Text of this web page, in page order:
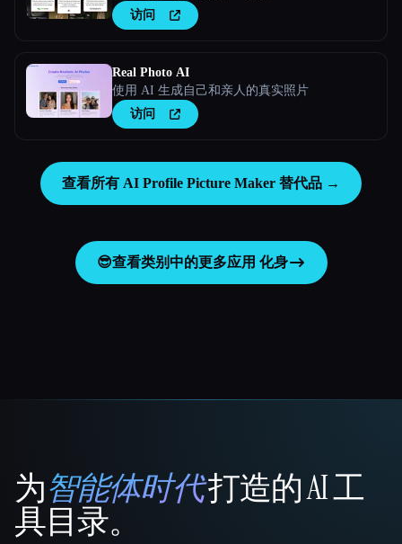
访问
Real Photo AI
使用 AI 生成自己和亲人的真实照片
访问
查看所有 AI Profile Picture Maker 替代品 →
😎查看类别中的更多应用 化身
That AI Collection
为智能体时代打造的 AI 工
具目录。